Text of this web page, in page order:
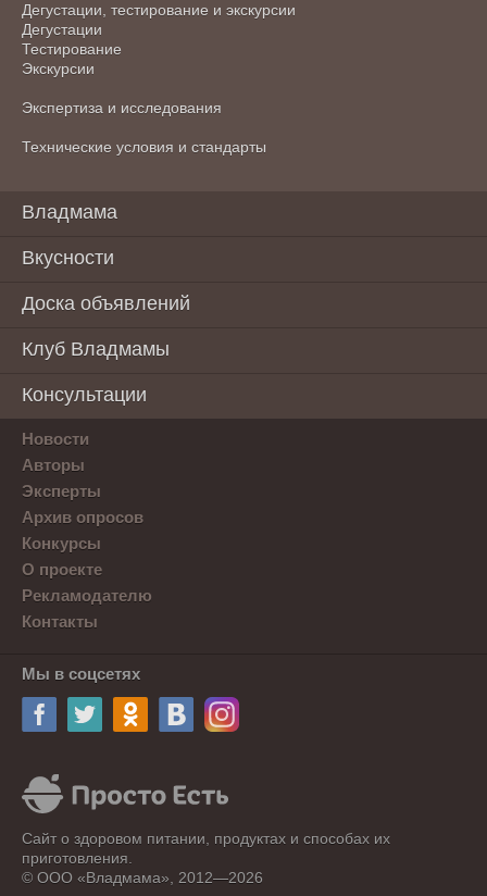
Дегустации, тестирование и экскурсии
Дегустации
Тестирование
Экскурсии
Экспертиза и исследования
Технические условия и стандарты
Владмама
Вкусности
Доска объявлений
Клуб Владмамы
Консультации
Новости
Авторы
Эксперты
Архив опросов
Конкурсы
О проекте
Рекламодателю
Контакты
Мы в соцсетях
Сайт о здоровом питании, продуктах и способах их
приготовления.
© ООО «Владмама», 2012—2026